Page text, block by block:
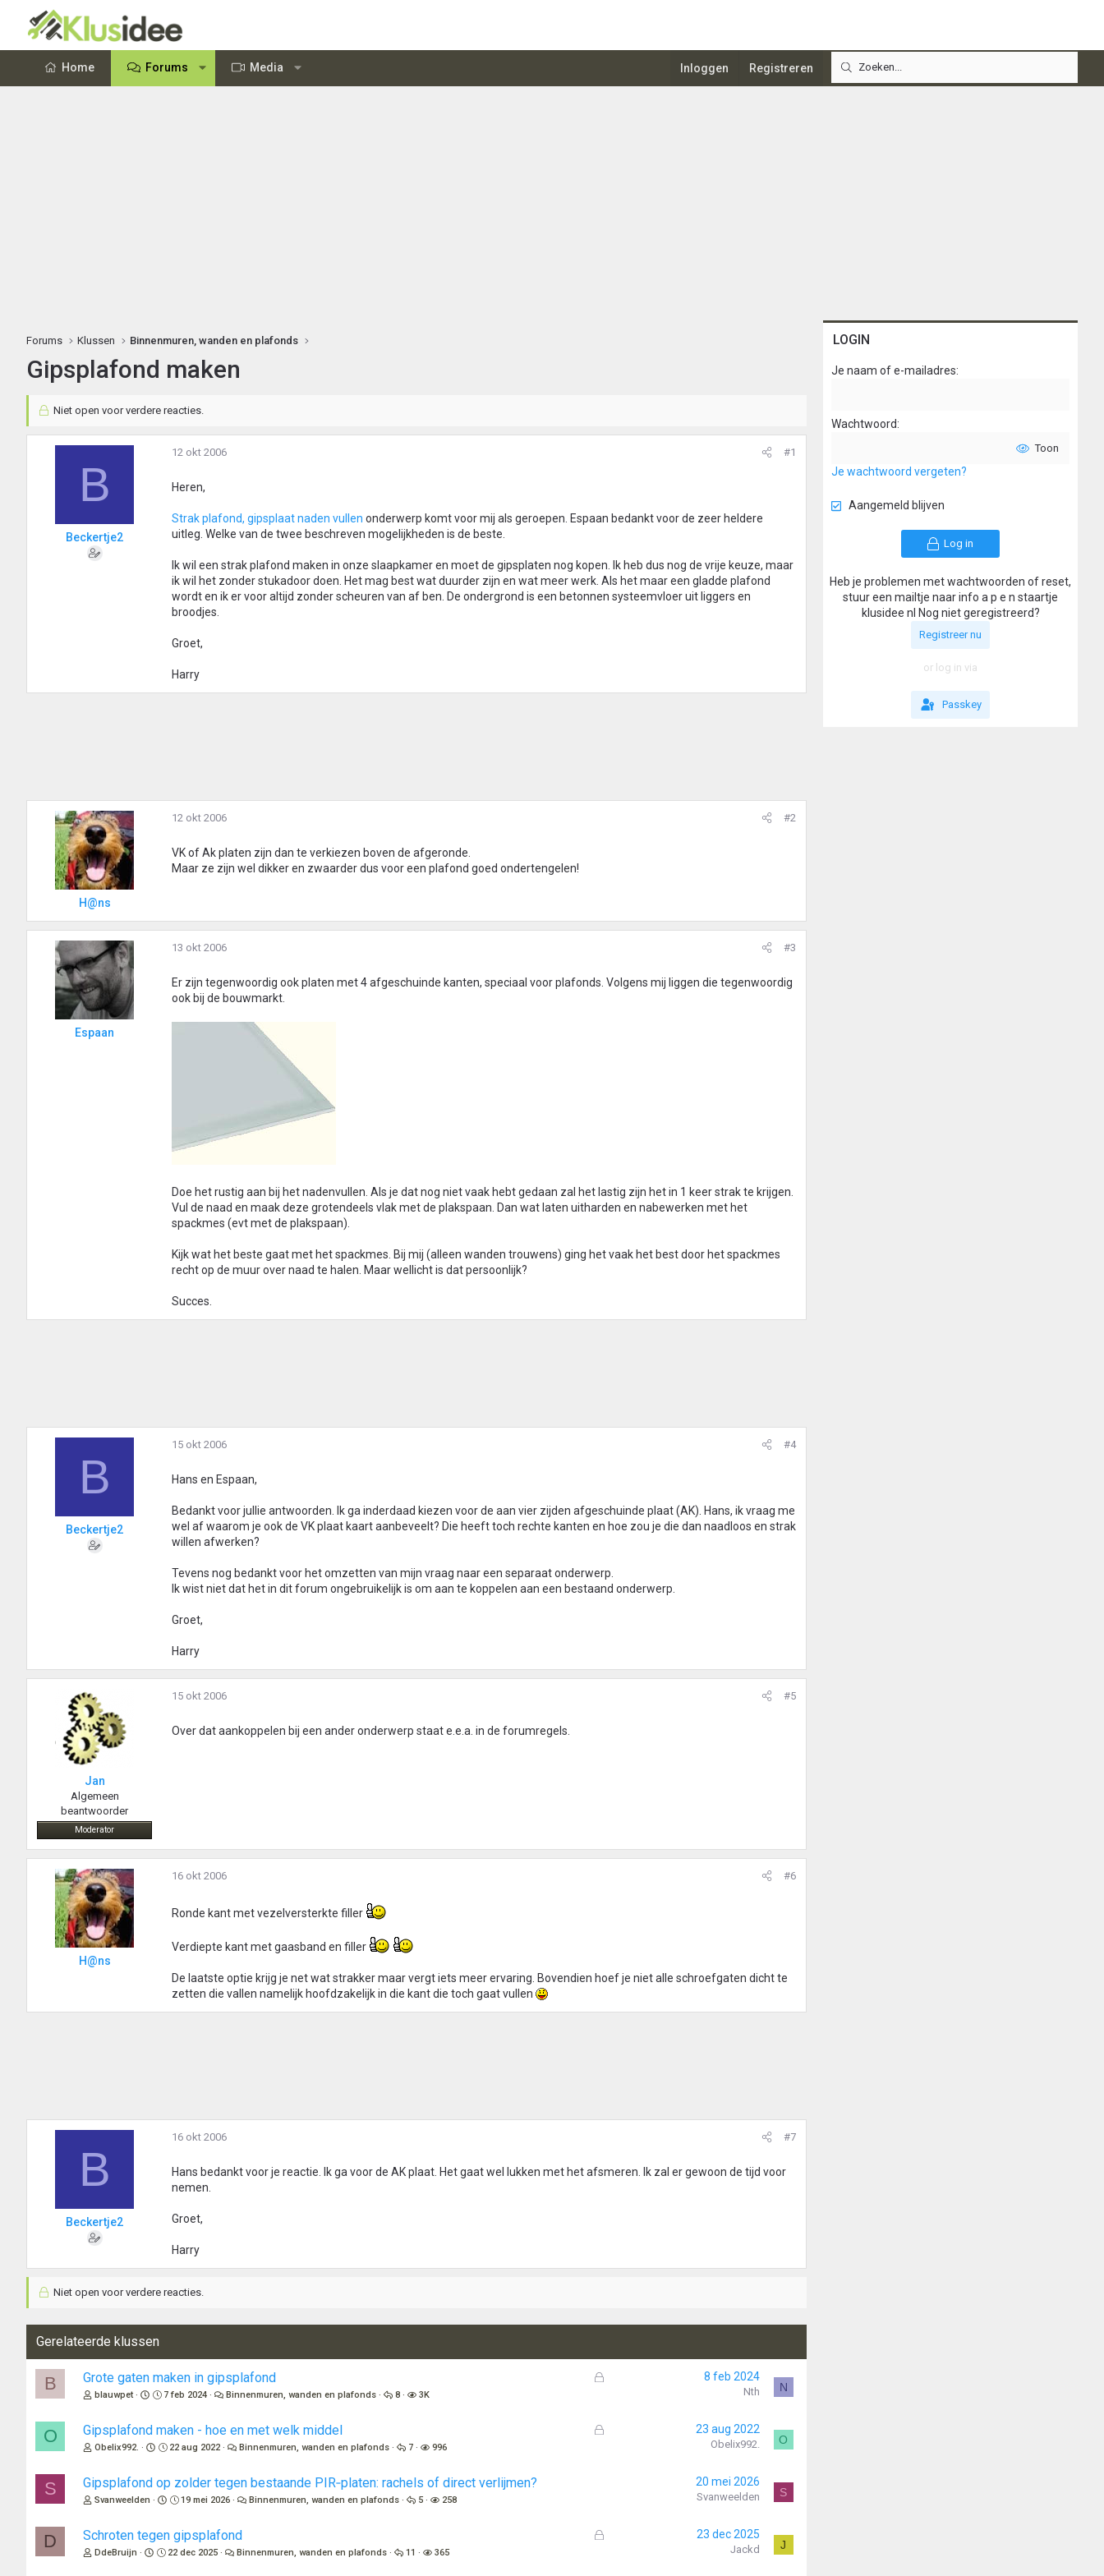
Home Forums Media Inloggen Registreren
Forums Klussen Binnenmuren, wanden en plafonds
Gipsplafond maken
Niet open voor verdere reacties.
B
Beckertje2
12 okt 2006 #1
Heren,
Strak plafond, gipsplaat naden vullen onderwerp komt voor mij als geroepen. Espaan bedankt voor de zeer heldere
uitleg. Welke van de twee beschreven mogelijkheden is de beste.
Ik wil een strak plafond maken in onze slaapkamer en moet de gipsplaten nog kopen. Ik heb dus nog de vrije keuze, maar
ik wil het zonder stukadoor doen. Het mag best wat duurder zijn en wat meer werk. Als het maar een gladde plafond
wordt en ik er voor altijd zonder scheuren van af ben. De ondergrond is een betonnen systeemvloer uit liggers en
broodjes.
Groet,
Harry
H@ns
12 okt 2006 #2
VK of Ak platen zijn dan te verkiezen boven de afgeronde.
Maar ze zijn wel dikker en zwaarder dus voor een plafond goed ondertengelen!
Espaan
13 okt 2006 #3
Er zijn tegenwoordig ook platen met 4 afgeschuinde kanten, speciaal voor plafonds. Volgens mij liggen die tegenwoordig
ook bij de bouwmarkt.
Doe het rustig aan bij het nadenvullen. Als je dat nog niet vaak hebt gedaan zal het lastig zijn het in 1 keer strak te krijgen.
Vul de naad en maak deze grotendeels vlak met de plakspaan. Dan wat laten uitharden en nabewerken met het
spackmes (evt met de plakspaan).
Kijk wat het beste gaat met het spackmes. Bij mij (alleen wanden trouwens) ging het vaak het best door het spackmes
recht op de muur over naad te halen. Maar wellicht is dat persoonlijk?
Succes.
B
Beckertje2
15 okt 2006 #4
Hans en Espaan,
Bedankt voor jullie antwoorden. Ik ga inderdaad kiezen voor de aan vier zijden afgeschuinde plaat (AK). Hans, ik vraag me
wel af waarom je ook de VK plaat kaart aanbeveelt? Die heeft toch rechte kanten en hoe zou je die dan naadloos en strak
willen afwerken?
Tevens nog bedankt voor het omzetten van mijn vraag naar een separaat onderwerp.
Ik wist niet dat het in dit forum ongebruikelijk is om aan te koppelen aan een bestaand onderwerp.
Groet,
Harry
Jan
Algemeen
beantwoorder
Moderator
15 okt 2006 #5
Over dat aankoppelen bij een ander onderwerp staat e.e.a. in de forumregels.
H@ns
16 okt 2006 #6
Ronde kant met vezelversterkte filler
Verdiepte kant met gaasband en filler
De laatste optie krijg je net wat strakker maar vergt iets meer ervaring. Bovendien hoef je niet alle schroefgaten dicht te
zetten die vallen namelijk hoofdzakelijk in die kant die toch gaat vullen
B
Beckertje2
16 okt 2006 #7
Hans bedankt voor je reactie. Ik ga voor de AK plaat. Het gaat wel lukken met het afsmeren. Ik zal er gewoon de tijd voor
nemen.
Groet,
Harry
Niet open voor verdere reacties.
Gerelateerde klussen
B
G
o
Grote gaten maken in gipsplafond
blauwpet 7 feb 2024 Binnenmuren, wanden en plafonds 8 3K
8 feb 2024
Nth N
O
G
n
Gipsplafond maken - hoe en met welk middel
Obelix992. 22 aug 2022 Binnenmuren, wanden en plafonds 7 996
23 aug 2022
Obelix992. O
S Gipsplafond op zolder tegen bestaande PIR‑platen: rachels of direct verlijmen?
Svanweelden 19 mei 2026 Binnenmuren, wanden en plafonds 5 258
20 mei 2026
Svanweelden S
D
G
Schroten tegen gipsplafond
DdeBruijn 22 dec 2025 Binnenmuren, wanden en plafonds 11 365
23 dec 2025
Jackd J
LOGIN
Je naam of e-mailadres
Wachtwoord
Toon
Je wachtwoord vergeten?
Aangemeld blijven
Log in
Heb je problemen met wachtwoorden of reset,
stuur een mailtje naar info a p e n staartje
klusidee nl Nog niet geregistreerd?
Registreer nu
or log in via
Passkey